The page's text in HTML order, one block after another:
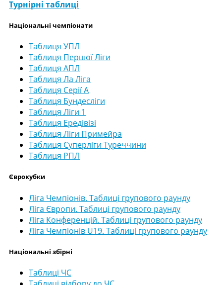
Турнірні таблиці
Національні чемпіонати
Таблиця УПЛ
Таблиця Першої Ліги
Таблиця АПЛ
Таблиця Ла Ліга
Таблиця Серії А
Таблиця Бундесліги
Таблиця Ліги 1
Таблиця Ередівізі
Таблиця Ліги Примейра
Таблиця Суперліги Туреччини
Таблиця РПЛ
Єврокубки
Ліга Чемпіонів. Таблиці групового раунду
Ліга Європи. Таблиці групового раунду
Ліга Конференцій. Таблиці групового раунду
Ліга Чемпіонів U19. Таблиці групового раунду
Національні збірні
Таблиці ЧС